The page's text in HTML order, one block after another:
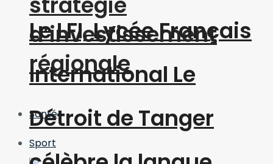
d’investissement
régionale
Santé
Sport
Le LFI, Lycée Français
International Le
Détroit de Tanger